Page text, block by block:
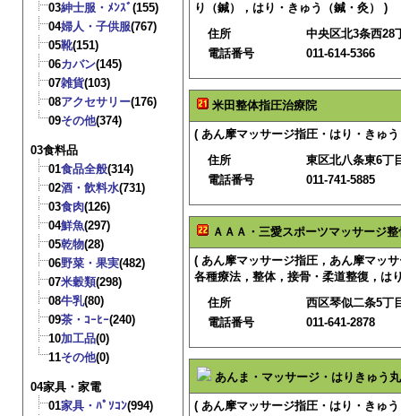
03紳士服・ﾒﾝｽﾞ(155)
04婦人・子供服(767)
05靴(151)
06カバン(145)
07雑貨(103)
08アクセサリー(176)
09その他(374)
03食料品
01食品全般(314)
02酒・飲料水(731)
03食肉(126)
04鮮魚(297)
05乾物(28)
06野菜・果実(482)
07米穀類(298)
08牛乳(80)
09茶・ｺｰﾋｰ(240)
10加工品(0)
11その他(0)
04家具・家電
01家具・ﾊﾟｿｺﾝ(994)
り（鍼），はり・きゅう（鍼・灸） )
住所
中央区北3条西28
電話番号
011-614-5366
米田整体指圧治療院
( あん摩マッサージ指圧・はり・きゅ
住所
東区北八条東6丁
電話番号
011-741-5885
ＡＡＡ・三愛スポーツマッサージ
( あん摩マッサージ指圧，あん摩マッ
各種療法，整体，接骨・柔道整復，は
住所
西区琴似二条5丁
電話番号
011-641-2878
あんま・マッサージ・はりきゅう
( あん摩マッサージ指圧・はり・きゅ